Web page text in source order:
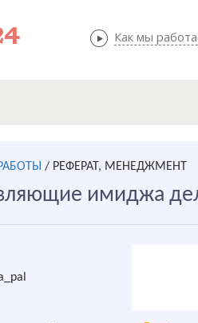
Как мы
Как мы
/ РЕФЕРАТ, МЕНЕДЖМЕНТ
имиджа